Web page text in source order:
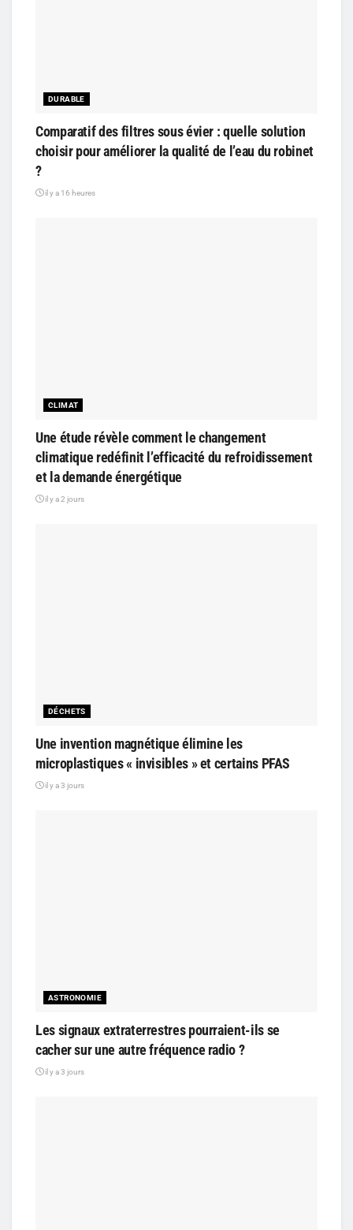
DURABLE
Comparatif des filtres sous évier : quelle solution
choisir pour améliorer la qualité de l’eau du robinet
?
il y a 16 heures
CLIMAT
Une étude révèle comment le changement
climatique redéfinit l’efficacité du refroidissement
et la demande énergétique
il y a 2 jours
DÉCHETS
Une invention magnétique élimine les
microplastiques « invisibles » et certains PFAS
il y a 3 jours
ASTRONOMIE
Les signaux extraterrestres pourraient-ils se
cacher sur une autre fréquence radio ?
il y a 3 jours